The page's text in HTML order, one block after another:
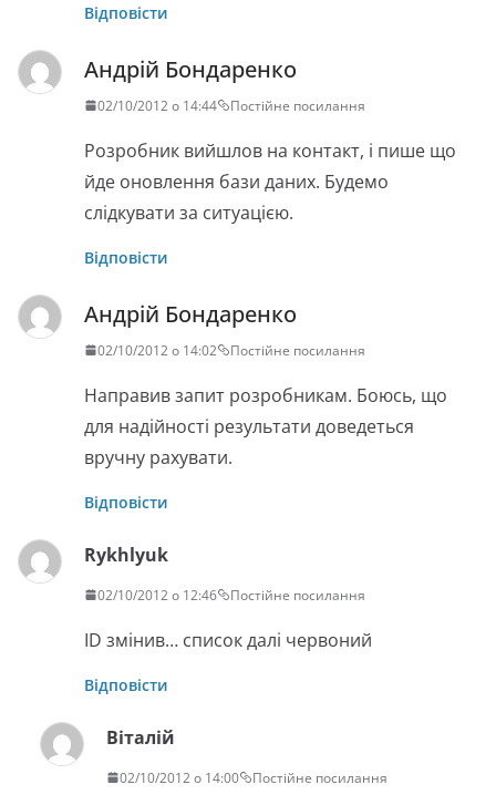
Відповісти
Андрій Бондаренко
02/10/2012 о 14:44 Постійне посилання
Розробник вийшлов на контакт, і пише що
йде оновлення бази даних. Будемо
слідкувати за ситуацією.
Відповісти
Андрій Бондаренко
02/10/2012 о 14:02 Постійне посилання
Направив запит розробникам. Боюсь, що
для надійності результати доведеться
вручну рахувати.
Відповісти
Rykhlyuk
02/10/2012 о 12:46 Постійне посилання
ID змінив… список далі червоний
Відповісти
Віталій
02/10/2012 о 14:00 Постійне посилання